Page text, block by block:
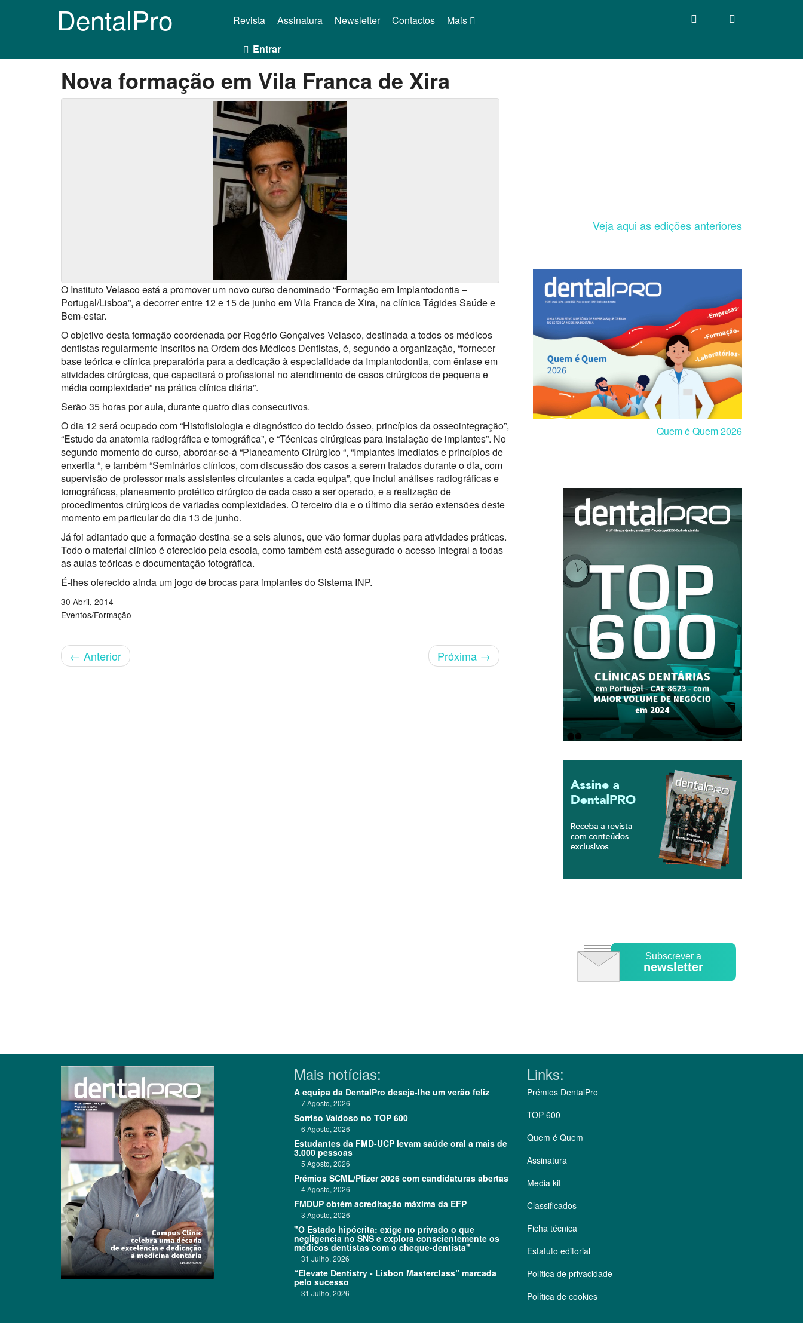
DentalPro Mais
Revista Assinatura Newsletter Contactos
Entrar
Nova formação em Vila Franca de Xira
O Instituto Velasco está a promover um novo curso denominado “Formação em Implantodontia –
Portugal/Lisboa”, a decorrer entre 12 e 15 de junho em Vila Franca de Xira, na clínica Tágides Saúde e
Bem-estar.
O objetivo desta formação coordenada por Rogério Gonçalves Velasco, destinada a todos os médicos
dentistas regularmente inscritos na Ordem dos Médicos Dentistas, é, segundo a organização, “fornecer
base teórica e clínica preparatória para a dedicação à especialidade da Implantodontia, com ênfase em
atividades cirúrgicas, que capacitará o profissional no atendimento de casos cirúrgicos de pequena e
média complexidade” na prática clínica diária”.
Serão 35 horas por aula, durante quatro dias consecutivos.
O dia 12 será ocupado com “Histoﬁsiologia e diagnóstico do tecido ósseo, princípios da osseointegração”,
“Estudo da anatomia radiográﬁca e tomográﬁca”, e “Técnicas cirúrgicas para instalação de implantes”. No
segundo momento do curso, abordar-se-á “Planeamento Cirúrgico “, “Implantes Imediatos e princípios de
enxertia “, e também “Seminários clínicos, com discussão dos casos a serem tratados durante o dia, com
supervisão de professor mais assistentes circulantes a cada equipa”, que inclui análises radiográﬁcas e
tomográﬁcas, planeamento protético cirúrgico de cada caso a ser operado, e a realização de
procedimentos cirúrgicos de variadas complexidades. O terceiro dia e o último dia serão extensões deste
momento em particular do dia 13 de junho.
Já foi adiantado que a formação destina-se a seis alunos, que vão formar duplas para atividades práticas.
Todo o material clínico é oferecido pela escola, como também está assegurado o acesso integral a todas
as aulas teóricas e documentação fotográfica.
É-lhes oferecido ainda um jogo de brocas para implantes do Sistema INP.
30 Abril, 2014
Eventos/Formação
← Anterior Próxima →
Veja aqui as edições anteriores
Quem é Quem 2026
Subscrever a
newsletter
Clique para ler
Mais notícias:
A equipa da DentalPro deseja-lhe um verão feliz
7 Agosto, 2026
Sorriso Vaidoso no TOP 600
6 Agosto, 2026
Estudantes da FMD-UCP levam saúde oral a mais de
3.000 pessoas
5 Agosto, 2026
Prémios SCML/Pfizer 2026 com candidaturas abertas
4 Agosto, 2026
FMDUP obtém acreditação máxima da EFP
3 Agosto, 2026
"O Estado hipócrita: exige no privado o que
negligencia no SNS e explora conscientemente os
médicos dentistas com o cheque-dentista"
31 Julho, 2026
“Elevate Dentistry - Lisbon Masterclass” marcada
pelo sucesso
31 Julho, 2026
Links:
Prémios DentalPro
TOP 600
Quem é Quem
Assinatura
Media kit
Classificados
Ficha técnica
Estatuto editorial
Política de privacidade
Política de cookies